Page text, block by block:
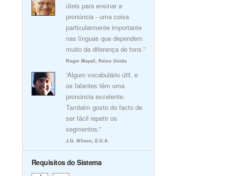
úteis para ensinar a
pronúncia - uma coisa
particularmente importante
nas línguas que dependem
muito da diferença de tons.”
Roger Mayall, Reino Unido
“Algum vocabulário útil, e
os falantes têm uma
pronúncia excelente.
Também gosto do facto de
ser fácil repetir os
segmentos.”
J.G. Wilson, E.U.A.
Requisitos do Sistema